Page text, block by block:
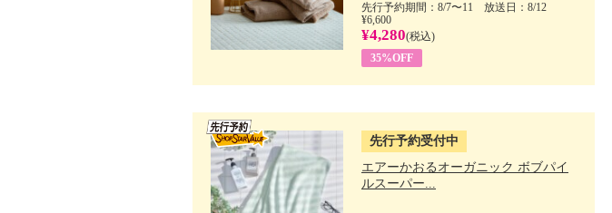
先行予約期間：8/7〜11 放送日：8/12
¥6,600
¥4,280(税込)
35%OFF
先行予約受付中
エアーかおるオーガニック ボブパイ
ルスーパー...